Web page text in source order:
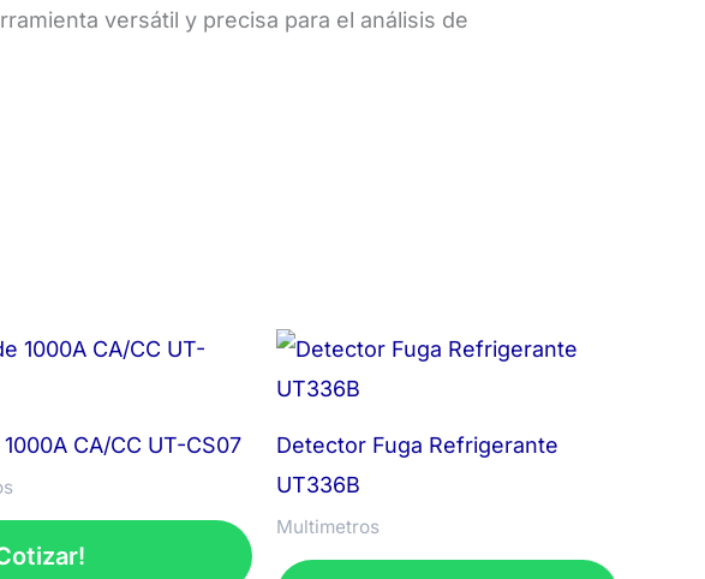
versátil y precisa para el análisis de
CA/CC UT-CS07
Detector Fuga Refrigerante
UT336B
Multimetros